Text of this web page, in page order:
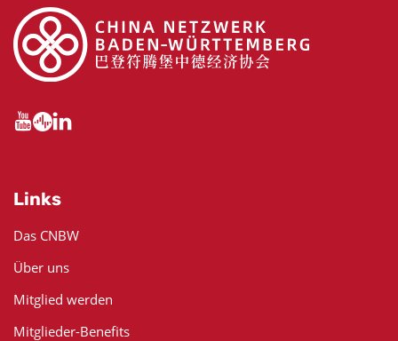
Links
Das CNBW
Über uns
Mitglied werden
Mitglieder-Benefits